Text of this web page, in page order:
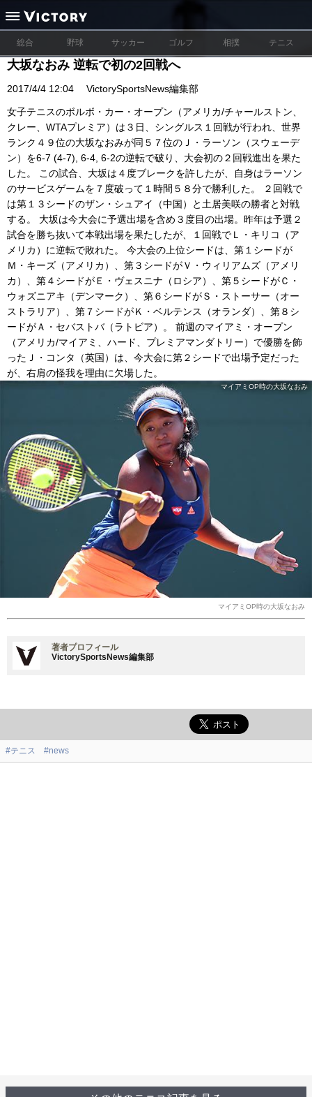
総合 野球 サッカー ゴルフ 相撲 テニス
大坂なおみ 逆転で初の2回戦へ
2017/4/4 12:04 VictorySportsNews編集部
女子テニスのボルボ・カー・オープン（アメリカ/チャールストン、
クレー、WTAプレミア）は３日、シングルス１回戦が行われ、世界
ランク４９位の大坂なおみが同５７位のＪ・ラーソン（スウェーデ
ン）を6-7 (4-7), 6-4, 6-2の逆転で破り、大会初の２回戦進出を果た
した。 この試合、大坂は４度ブレークを許したが、自身はラーソン
のサービスゲームを７度破って１時間５８分で勝利した。 ２回戦で
は第１３シードのザン・シュアイ（中国）と土居美咲の勝者と対戦
する。 大坂は今大会に予選出場を含め３度目の出場。昨年は予選２
試合を勝ち抜いて本戦出場を果たしたが、１回戦でＬ・キリコ（ア
メリカ）に逆転で敗れた。 今大会の上位シードは、第１シードが
Ｍ・キーズ（アメリカ）、第３シードがＶ・ウィリアムズ（アメリ
カ）、第４シードがＥ・ヴェスニナ（ロシア）、第５シードがＣ・
ウォズニアキ（デンマーク）、第６シードがＳ・ストーサー（オー
ストラリア）、第７シードがＫ・ベルテンス（オランダ）、第８シ
ードがＡ・セバストバ（ラトビア）。 前週のマイアミ・オープン
（アメリカ/マイアミ、ハード、プレミアマンダトリー）で優勝を飾
ったＪ・コンタ（英国）は、今大会に第２シードで出場予定だった
が、右肩の怪我を理由に欠場した。
マイアミOP時の大坂なおみ
マイアミOP時の大坂なおみ
著者プロフィール
VictorySportsNews編集部
#テニス #news